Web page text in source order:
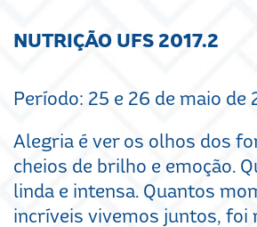
NUTRIÇÃO UFS 2017.2
Período: 25 e 26 de maio de
Alegria é ver os olhos dos
cheios de brilho e emoção.
linda e intensa. Quantos
incríveis vivemos juntos, foi